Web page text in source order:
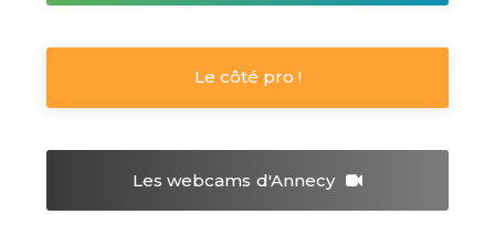
Le côté pro !
Les webcams d'Annecy